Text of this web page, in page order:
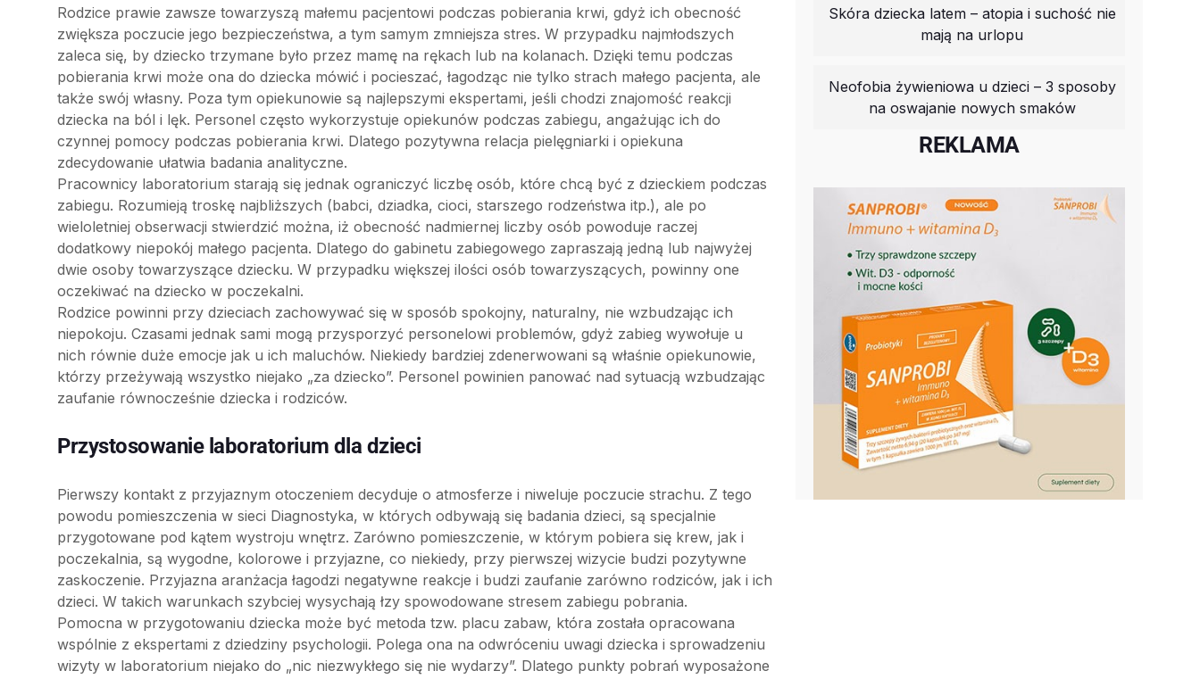
Rodzice prawie zawsze towarzyszą małemu pacjentowi podczas pobierania krwi, gdyż ich obecność
zwiększa poczucie jego bezpieczeństwa, a tym samym zmniejsza stres. W przypadku najmłodszych
zaleca się, by dziecko trzymane było przez mamę na rękach lub na kolanach. Dzięki temu podczas
pobierania krwi może ona do dziecka mówić i pocieszać, łagodząc nie tylko strach małego pacjenta, ale
także swój własny. Poza tym opiekunowie są najlepszymi ekspertami, jeśli chodzi znajomość reakcji
dziecka na ból i lęk. Personel często wykorzystuje opiekunów podczas zabiegu, angażując ich do
czynnej pomocy podczas pobierania krwi. Dlatego pozytywna relacja pielęgniarki i opiekuna
zdecydowanie ułatwia badania analityczne.
Pracownicy laboratorium starają się jednak ograniczyć liczbę osób, które chcą być z dzieckiem podczas
zabiegu. Rozumieją troskę najbliższych (babci, dziadka, cioci, starszego rodzeństwa itp.), ale po
wieloletniej obserwacji stwierdzić można, iż obecność nadmiernej liczby osób powoduje raczej
dodatkowy niepokój małego pacjenta. Dlatego do gabinetu zabiegowego zapraszają jedną lub najwyżej
dwie osoby towarzyszące dziecku. W przypadku większej ilości osób towarzyszących, powinny one
oczekiwać na dziecko w poczekalni.
Rodzice powinni przy dzieciach zachowywać się w sposób spokojny, naturalny, nie wzbudzając ich
niepokoju. Czasami jednak sami mogą przysporzyć personelowi problemów, gdyż zabieg wywołuje u
nich równie duże emocje jak u ich maluchów. Niekiedy bardziej zdenerwowani są właśnie opiekunowie,
którzy przeżywają wszystko niejako „za dziecko”. Personel powinien panować nad sytuacją wzbudzając
zaufanie równocześnie dziecka i rodziców.
Przystosowanie laboratorium dla dzieci
Pierwszy kontakt z przyjaznym otoczeniem decyduje o atmosferze i niweluje poczucie strachu. Z tego
powodu pomieszczenia w sieci Diagnostyka, w których odbywają się badania dzieci, są specjalnie
przygotowane pod kątem wystroju wnętrz. Zarówno pomieszczenie, w którym pobiera się krew, jak i
poczekalnia, są wygodne, kolorowe i przyjazne, co niekiedy, przy pierwszej wizycie budzi pozytywne
zaskoczenie. Przyjazna aranżacja łagodzi negatywne reakcje i budzi zaufanie zarówno rodziców, jak i ich
dzieci. W takich warunkach szybciej wysychają łzy spowodowane stresem zabiegu pobrania.
Pomocna w przygotowaniu dziecka może być metoda tzw. placu zabaw, która została opracowana
wspólnie z ekspertami z dziedziny psychologii. Polega ona na odwróceniu uwagi dziecka i sprowadzeniu
wizyty w laboratorium niejako do „nic niezwykłego się nie wydarzy”. Dlatego punkty pobrań wyposażone
Skóra dziecka latem – atopia i suchość nie
mają na urlopu
Neofobia żywieniowa u dzieci – 3 sposoby
na oswajanie nowych smaków
REKLAMA